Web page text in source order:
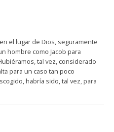
el lugar de Dios, seguramente
hombre como Jacob para
tal vez, considerado
para un caso tan poco
habría sido, tal vez, para